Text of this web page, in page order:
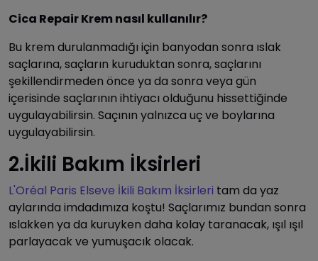
Cica Repair Krem nasıl kullanılır?
Bu krem durulanmadığı için banyodan sonra ıslak
saçlarına, saçların kuruduktan sonra, saçlarını
şekillendirmeden önce ya da sonra veya gün
içerisinde saçlarının ihtiyacı olduğunu hissettiğinde
uygulayabilirsin. Saçının yalnızca uç ve boylarına
uygulayabilirsin.
2.İkili Bakım İksirleri
L'Oréal Paris Elseve İkili Bakım İksirleri tam da yaz
aylarında imdadımıza koştu! Saçlarımız bundan sonra
ıslakken ya da kuruyken daha kolay taranacak, ışıl ışıl
parlayacak ve yumuşacık olacak.